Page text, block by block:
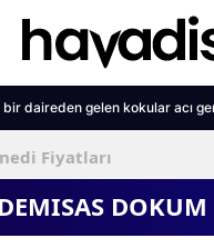
bir daireden gelen kokular acı
Fiyatları
DOKUM